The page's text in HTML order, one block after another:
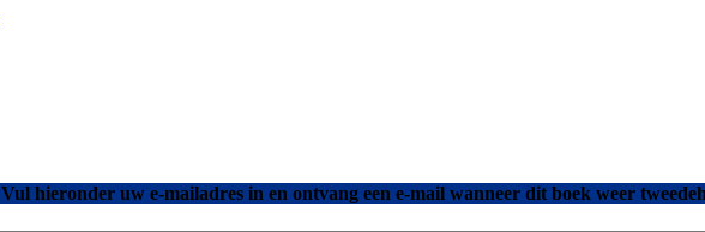
Vul hieronder uw e-mailadres in en ontvang een e-mail wanneer dit boek weer